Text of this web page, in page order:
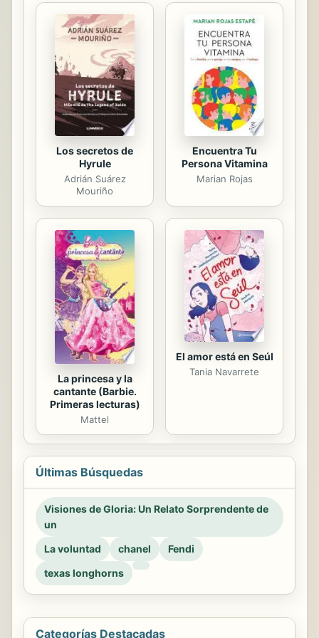
de la información.Todo un reto, una
apasionante aventura que será más
amena y divertida de la mano de Pupi
y los nuevos personajes. Las claves
del proyecto son:Competencial.
Aprender para la vida a partir de
cuestiones de interés para encontrar
soluciones...
Los secretos de
Hyrule
Adrián Suárez
Mouriño
Encuentra Tu
Persona Vitamina
Marian Rojas
La princesa y la
cantante (Barbie.
Primeras lecturas)
Mattel
El amor está en Seúl
Tania Navarrete
Últimas Búsquedas
Visiones de Gloria: Un Relato Sorprendente de
un
La voluntad
chanel
Fendi
texas longhorns
Categorías Destacadas